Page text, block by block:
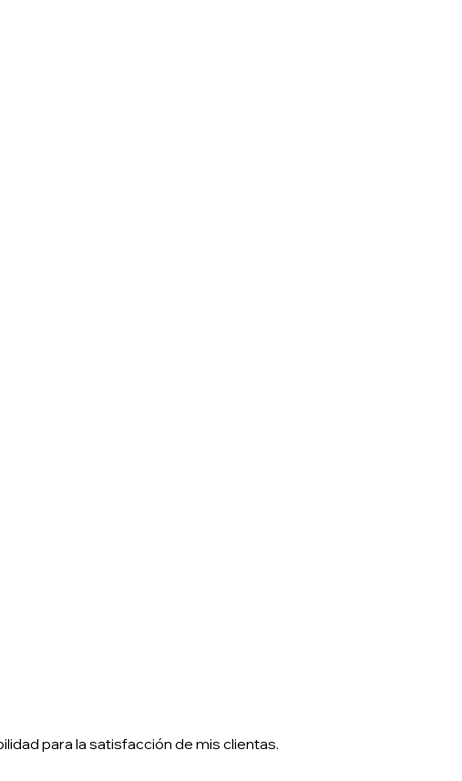
para la satisfacción de mis clientas.